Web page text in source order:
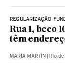
REGULARIZAÇÃO
Rua 1, beco
têm
MARÍA MARTÍN Rio